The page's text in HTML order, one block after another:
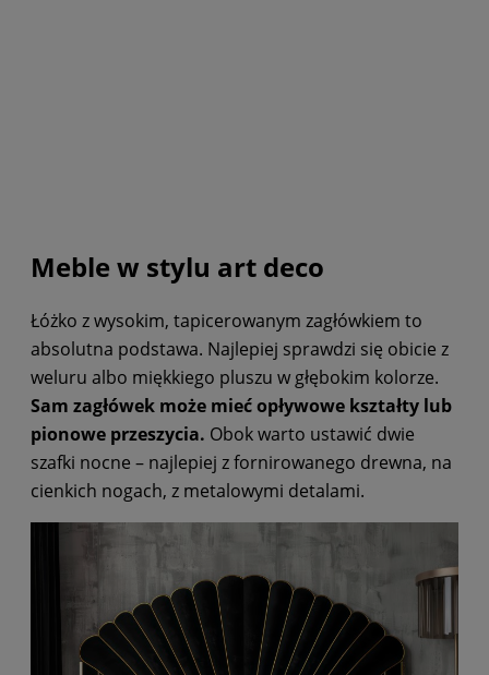
Meble w stylu art deco
Łóżko z wysokim, tapicerowanym zagłówkiem to
absolutna podstawa. Najlepiej sprawdzi się obicie z
weluru albo miękkiego pluszu w głębokim kolorze.
Sam zagłówek może mieć opływowe kształty lub
pionowe przeszycia. Obok warto ustawić dwie
szafki nocne – najlepiej z fornirowanego drewna, na
cienkich nogach, z metalowymi detalami.